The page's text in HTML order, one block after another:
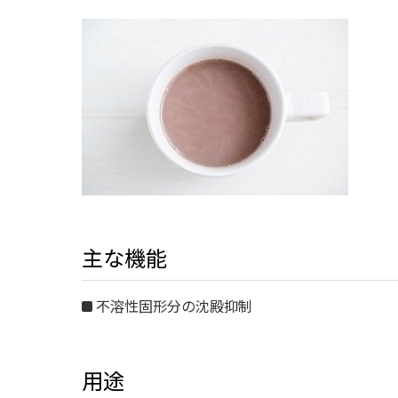
主な機能
不溶性固形分の沈殿抑制
用途